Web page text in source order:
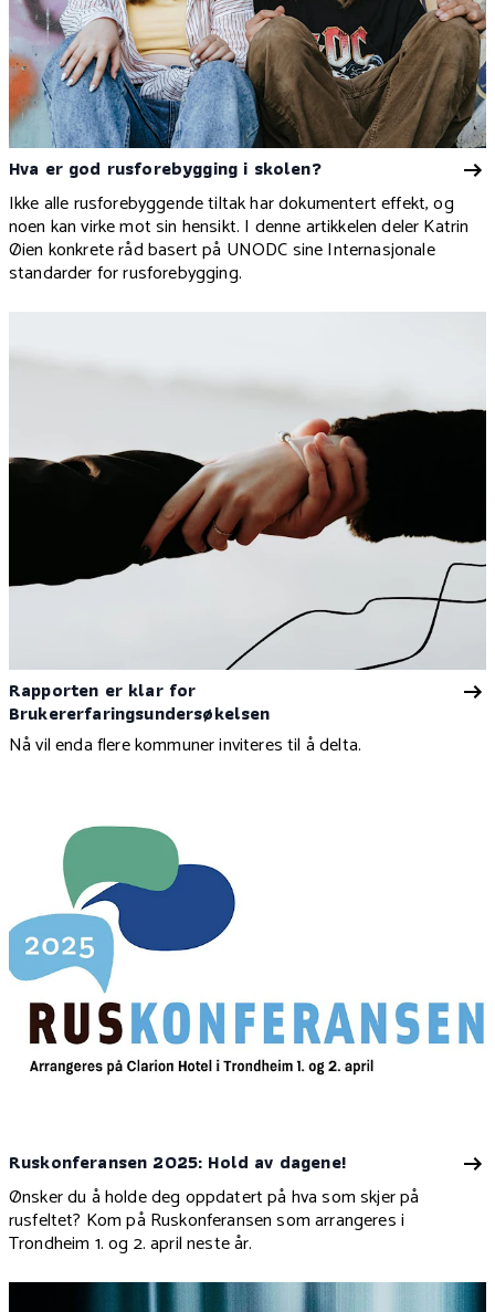
Hva er god rusforebygging i skolen?
Ikke alle rusforebyggende tiltak har dokumentert effekt, og
noen kan virke mot sin hensikt. I denne artikkelen deler Katrin
Øien konkrete råd basert på UNODC sine Internasjonale
standarder for rusforebygging.
Rapporten er klar for
Brukererfaringsundersøkelsen
Nå vil enda flere kommuner inviteres til å delta.
Ruskonferansen 2025: Hold av dagene!
Ønsker du å holde deg oppdatert på hva som skjer på
rusfeltet? Kom på Ruskonferansen som arrangeres i
Trondheim 1. og 2. april neste år.